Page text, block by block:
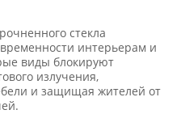
стекла
интерьерам и
виды блокируют
излучения,
и защищая жителей от